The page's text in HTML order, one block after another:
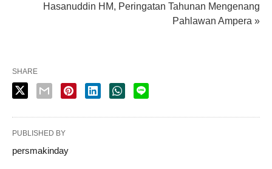
Hasanuddin HM, Peringatan Tahunan Mengenang
Pahlawan Ampera »
SHARE
PUBLISHED BY
persmakinday